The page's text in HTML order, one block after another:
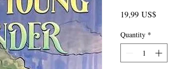
19,99 US$Price
Quantity *